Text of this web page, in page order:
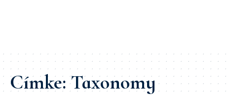
Címke:Taxonomy